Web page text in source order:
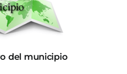
del municipio